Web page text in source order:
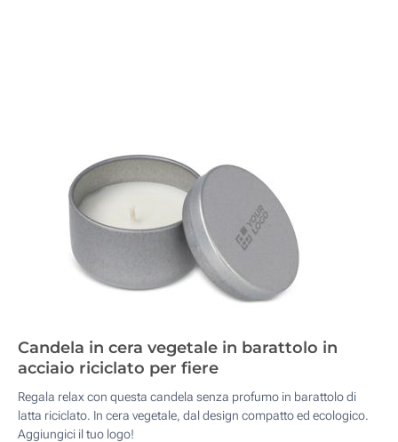
Candela in cera vegetale in barattolo in
acciaio riciclato per fiere
Regala relax con questa candela senza profumo in barattolo di
latta riciclato. In cera vegetale, dal design compatto ed ecologico.
Aggiungici il tuo logo!